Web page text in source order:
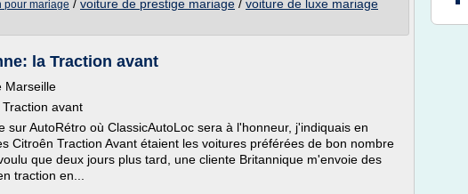
pour mariage / voiture de prestige mariage / voiture de luxe mariage
la Traction avant
Marseille
avant
sur AutoRétro où ClassicAutoLoc sera à l'honneur, j'indiquais en
Citroên Traction Avant étaient les voitures préférées de bon nombre
que deux jours plus tard, une cliente Britannique m'envoie des
traction en...